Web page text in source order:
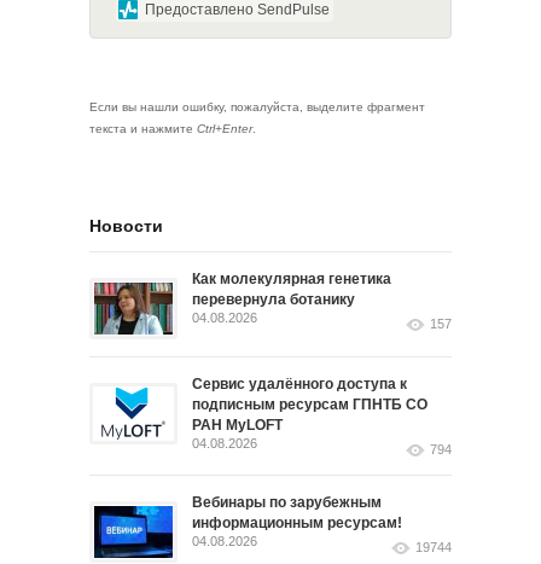
Предоставлено SendPulse
Если вы нашли ошибку, пожалуйста, выделите фрагмент
текста и нажмите Ctrl+Enter.
Новости
Как молекулярная генетика
перевернула ботанику
04.08.2026 157
Сервис удалённого доступа к
подписным ресурсам ГПНТБ СО
РАН MyLOFT
04.08.2026 794
Вебинары по зарубежным
информационным ресурсам!
04.08.2026 19744